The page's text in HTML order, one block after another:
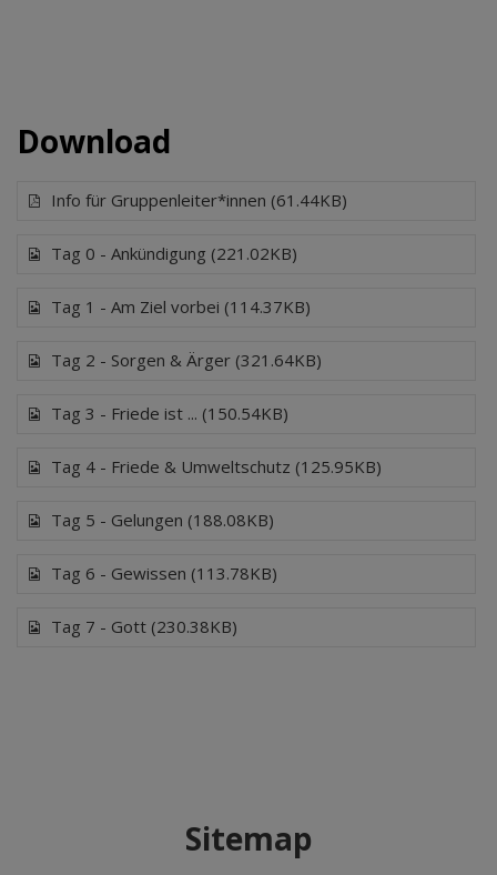
Download
Info für Gruppenleiter*innen (61.44KB)
Tag 0 - Ankündigung (221.02KB)
Tag 1 - Am Ziel vorbei (114.37KB)
Tag 2 - Sorgen & Ärger (321.64KB)
Tag 3 - Friede ist ... (150.54KB)
Tag 4 - Friede & Umweltschutz (125.95KB)
Tag 5 - Gelungen (188.08KB)
Tag 6 - Gewissen (113.78KB)
Tag 7 - Gott (230.38KB)
Sitemap